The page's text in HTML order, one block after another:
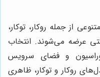
از جمله روکار، توکار،
عرضه می‌شوند. انتخاب
و فضای سرویس
روکار و توکار، ظاهری